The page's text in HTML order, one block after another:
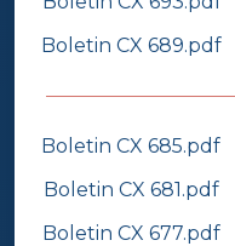
Boletin CX 689.pdf
Boletin CX 685.pdf
Boletin CX 681.pdf
Boletin CX 677.pdf